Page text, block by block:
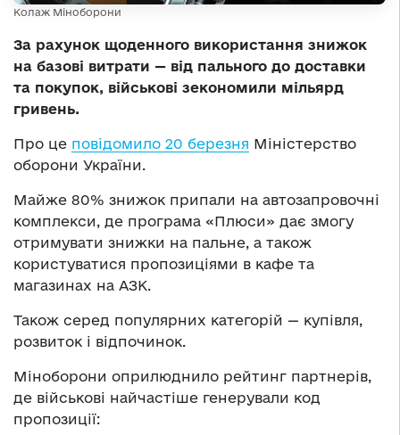
Колаж Міноборони
За рахунок щоденного використання знижок
на базові витрати — від пального до доставки
та покупок, військові зекономили мільярд
гривень.
Про це повідомило 20 березня Міністерство
оборони України.
Майже 80% знижок припали на автозапровочні
комплекси, де програма «Плюси» дає змогу
отримувати знижки на пальне, а також
користуватися пропозиціями в кафе та
магазинах на АЗК.
Також серед популярних категорій — купівля,
розвиток і відпочинок.
Міноборони оприлюднило рейтинг партнерів,
де військові найчастіше генерували код
пропозиції: